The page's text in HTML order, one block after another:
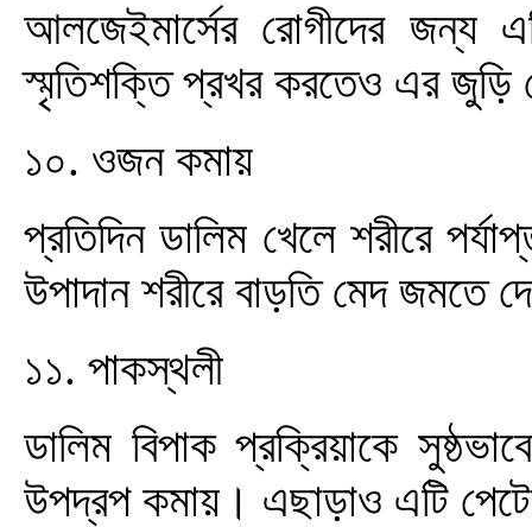
আলজেইমার্সের রোগীদের জন্য
স্মৃতিশক্তি প্রখর করতেও এর জুড়ি
১০. ওজন কমায়
প্রতিদিন ডালিম খেলে শরীরে
উপাদান শরীরে বাড়তি মেদ জমতে
১১. পাকস্থলী
ডালিম বিপাক প্রক্রিয়াকে
উপদ্রপ কমায়। এছাড়াও এটি